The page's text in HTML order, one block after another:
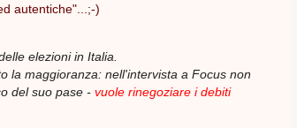
autentiche"...;-)
elezioni in Italia.
la maggioranza: nell'intervista a Focus non
del suo pase - vuole rinegoziare i debiti